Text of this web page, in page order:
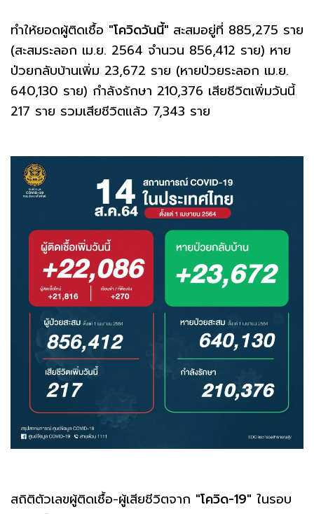
ทำให้ยอดผู้ติดเชื้อ "โควิดวันนี้" สะสมอยู่ที่ 885,275 ราย
(สะสมระลอก เม.ย. 2564 จำนวน 856,412 ราย) หาย
ป่วยกลับบ้านเพิ่ม 23,672 ราย (หายป่วยระลอก เม.ย.
640,130 ราย) กำลังรักษา 210,376 เสียชีวิตเพิ่มวันนี้
217 ราย รวมเสียชีวิตแล้ว 7,343 ราย
สถิติตัวเลขผู้ติดเชื้อ-ผู้เสียชีวิตจาก "โควิด-19" ในรอบ